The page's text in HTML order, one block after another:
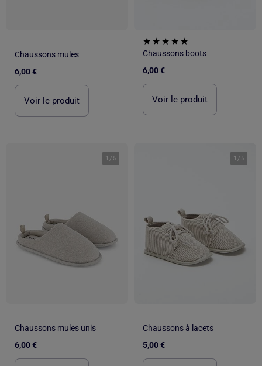
Chaussons mules
6,00 €
Voir le produit
Chaussons boots
6,00 €
Voir le produit
1 / 5
Chaussons mules unis
6,00 €
1 / 5
Chaussons à lacets
5,00 €